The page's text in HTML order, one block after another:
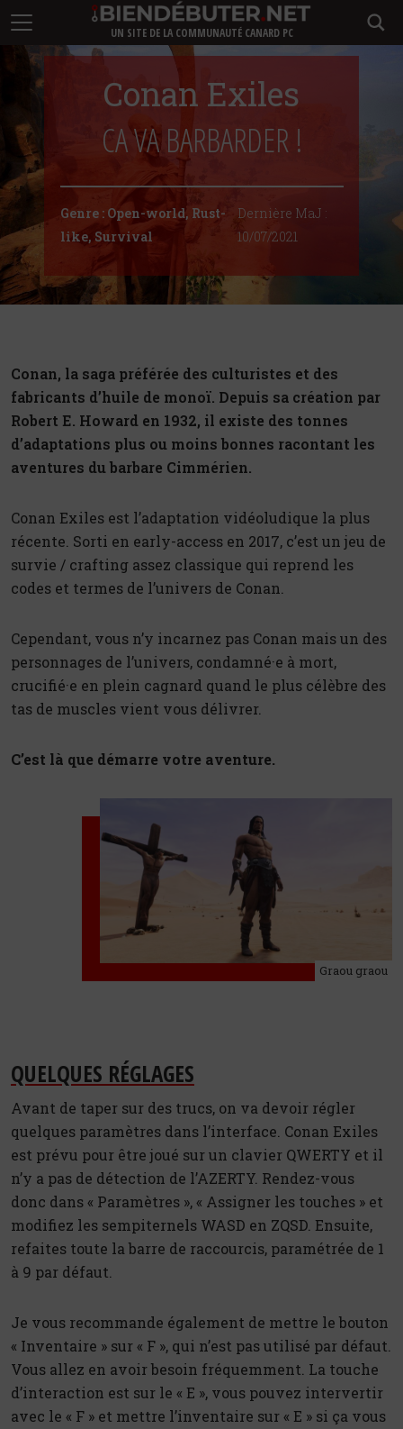
UN SITE DE LA COMMUNAUTÉ CANARD PC
Conan Exiles
CA VA BARBARDER !
Genre : Open-world, Rust-
like, Survival
Dernière MaJ :
10/07/2021
Conan, la saga préférée des culturistes et des
fabricants d’huile de monoï. Depuis sa création par
Robert E. Howard en 1932, il existe des tonnes
d’adaptations plus ou moins bonnes racontant les
aventures du barbare Cimmérien.
Conan Exiles est l’adaptation vidéoludique la plus
récente. Sorti en early-access en 2017, c’est un jeu de
survie / crafting assez classique qui reprend les
codes et termes de l’univers de Conan.
Cependant, vous n’y incarnez pas Conan mais un des
personnages de l’univers, condamné·e à mort,
crucifié·e en plein cagnard quand le plus célèbre des
tas de muscles vient vous délivrer.
C’est là que démarre votre aventure.
Graou graou
QUELQUES RÉGLAGES
Avant de taper sur des trucs, on va devoir régler
quelques paramètres dans l’interface. Conan Exiles
est prévu pour être joué sur un clavier QWERTY et il
n’y a pas de détection de l’AZERTY. Rendez-vous
donc dans « Paramètres », « Assigner les touches » et
modifiez les sempiternels WASD en ZQSD. Ensuite,
refaites toute la barre de raccourcis, paramétrée de 1
à 9 par défaut.
Je vous recommande également de mettre le bouton
« Inventaire » sur « F », qui n’est pas utilisé par défaut.
Vous allez en avoir besoin fréquemment. La touche
d’interaction est sur le « E », vous pouvez intervertir
avec le « F » et mettre l’inventaire sur « E » si ça vous